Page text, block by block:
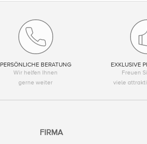
PERSÖNLICHE BERATUNG
Wir helfen Ihnen
gerne weiter
EXKLUSIVE
Freuen
viele
FIRMA